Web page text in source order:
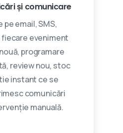
și comunicare
email, SMS,
fiecare eveniment
programare
review nou, stoc
instant ce se
comunicări
manuală.